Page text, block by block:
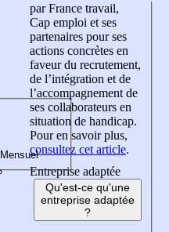
par France travail,
Cap emploi et ses
partenaires pour ses
actions concrètes en
faveur du recrutement,
de l’intégration et de
l’accompagnement de
ses collaborateurs en
situation de handicap.
Pour en savoir plus,
consultez cet article.
Entreprise adaptée
Qu'est-ce qu'une
entreprise adaptée
?